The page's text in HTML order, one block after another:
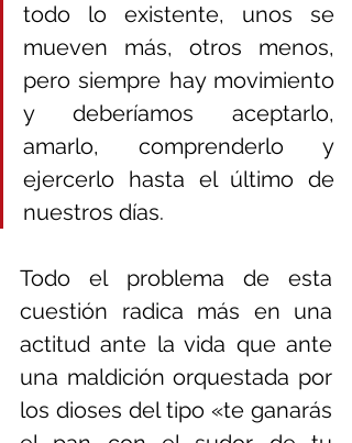
todo lo existente, unos se
mueven más, otros menos,
pero siempre hay movimiento
y deberíamos aceptarlo,
amarlo, comprenderlo y
ejercerlo hasta el último de
nuestros días.
Todo el problema de esta
cuestión radica más en una
actitud ante la vida que ante
una maldición orquestada por
los dioses del tipo «te ganarás